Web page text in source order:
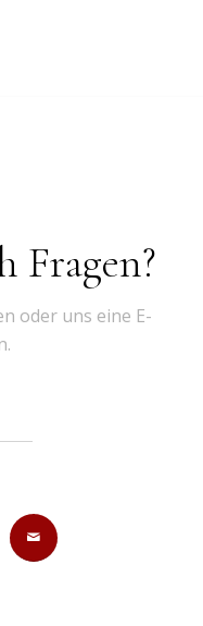
Fragen?
oder uns eine E-